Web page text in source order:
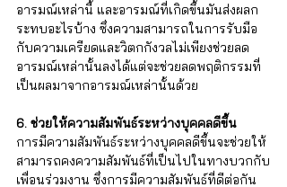
อารมณ์เหล่านี้ และอารมณ์ที่เกิดขึ้นมันส่งผลก
ระทบอะไรบ้าง ซึ่งความสามารถในการรับมือ
กับความเครียดและวิตกกังวลไม่เพียงช่วยลด
อารมณ์เหล่านั้นลงได้แต่จะช่วยลดพฤติกรรมที่
เป็นผลมาจากอารมณ์เหล่านั้นด้วย
6. ช่วยให้ความสัมพันธ์ระหว่างบุคคลดีขึ้น
การมีความสัมพันธ์ระหว่างบุคคลดีขึ้นจะช่วยให้
สามารถคงความสัมพันธ์ที่เป็นไปในทางบวกกับ
เพื่อนร่วมงาน ซึ่งการมีความสัมพันธ์ที่ดีต่อกัน